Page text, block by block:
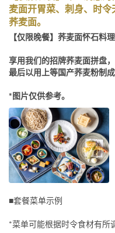
麦面开胃菜、刺身、时
荞麦面。
【仅限晚餐】荞麦面怀石料
享用我们的招牌荞麦面拼盘
最后以用上等国产荞麦粉制
*图片仅供参考。
■套餐菜单示例
*菜单可能根据时令食材有所